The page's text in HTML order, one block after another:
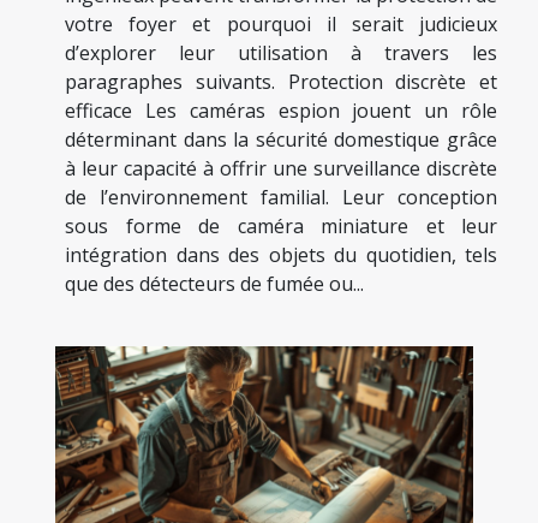
votre foyer et pourquoi il serait judicieux
d’explorer leur utilisation à travers les
paragraphes suivants. Protection discrète et
efficace Les caméras espion jouent un rôle
déterminant dans la sécurité domestique grâce
à leur capacité à offrir une surveillance discrète
de l’environnement familial. Leur conception
sous forme de caméra miniature et leur
intégration dans des objets du quotidien, tels
que des détecteurs de fumée ou...